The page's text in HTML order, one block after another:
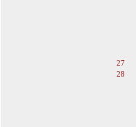
27
28